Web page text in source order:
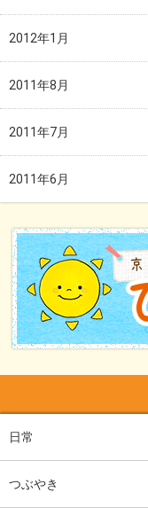
2012年1月
2011年8月
2011年7月
2011年6月
日常
つぶやき